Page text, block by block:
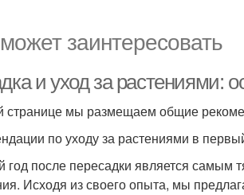
заинтересовать
и уход за растениями:
странице мы размещаем общие
по уходу за растениями в
год после пересадки является самым
Исходя из своего опыта, мы